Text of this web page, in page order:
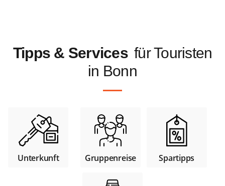
Tipps & Services für Touristen
in Bonn
Unterkunft Gruppenreise Spartipps